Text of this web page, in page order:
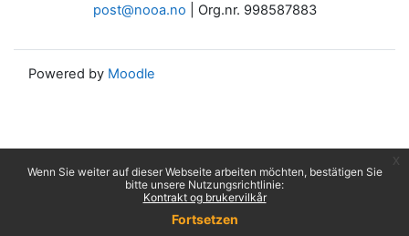
Wenn Sie weiter auf dieser Webseite arbeiten möchten, bestätigen Sie
bitte unsere Nutzungsrichtlinie:
Kontrakt og brukervilkår
Fortsetzen
post@nooa.no | Org.nr. 998587883
Powered by Moodle